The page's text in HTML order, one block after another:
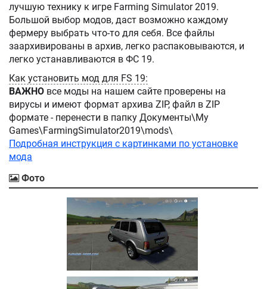
лучшую технику к игре Farming Simulator 2019.
Большой выбор модов, даст возможно каждому
фермеру выбрать что-то для себя. Все файлы
заархивированы в архив, легко распаковываются, и
легко устанавливаются в ФС 19.
Как установить мод для FS 19:
ВАЖНО все моды на нашем сайте проверены на
вирусы и имеют формат архива ZIP, файл в ZIP
формате - перенести в папку Документы\My
Games\FarmingSimulator2019\mods\
Подробная инструкция с картинками по установке
мода
Фото